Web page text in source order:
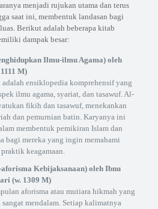
menjadi rujukan utama dan terus
saat ini, membentuk landasan bagi
Berikut adalah beberapa kitab
dampak besar:
Ilmu-ilmu Agama) oleh
M)
ensiklopedia komprehensif yang
ilmu agama, syariat, dan tasawuf. Al-
fikih dan tasawuf, menekankan
dan pemurnian batin. Karyanya ini
membentuk pemikiran Islam dan
bagi mereka yang ingin memahami
keagamaan.
Kebijaksanaan) oleh Ibnu
(w. 1309 M)
aforisma atau mutiara hikmah yang
mendalam. Setiap kalimatnya